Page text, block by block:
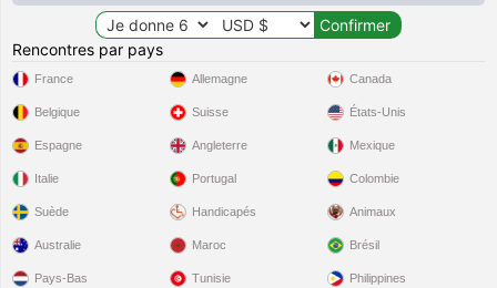
Rencontres par pays
France
Belgique
Espagne
Italie
Suède
Allemagne
Suisse
Angleterre
Portugal
Handicapés
Canada
États-Unis
Mexique
Colombie
Animaux
Australie
Pays-Bas
Maroc
Tunisie
Brésil
Philippines